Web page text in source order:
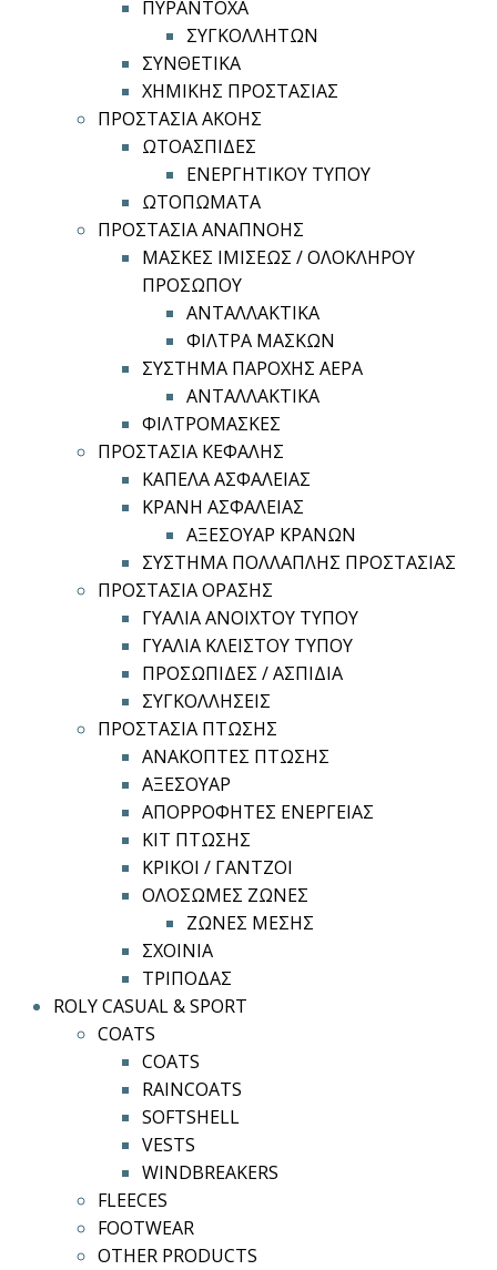
ΠΥΡΑΝΤΟΧΑ
ΣΥΓΚΟΛΛΗΤΩΝ
ΣΥΝΘΕΤΙΚΑ
ΧΗΜΙΚΗΣ ΠΡΟΣΤΑΣΙΑΣ
ΠΡΟΣΤΑΣΙΑ ΑΚΟΗΣ
ΩΤΟΑΣΠΙΔΕΣ
ΕΝΕΡΓΗΤΙΚΟΥ ΤΥΠΟΥ
ΩΤΟΠΩΜΑΤΑ
ΠΡΟΣΤΑΣΙΑ ΑΝΑΠΝΟΗΣ
ΜΑΣΚΕΣ ΙΜΙΣΕΩΣ / ΟΛΟΚΛΗΡΟΥ
ΠΡΟΣΩΠΟΥ
ΑΝΤΑΛΛΑΚΤΙΚΑ
ΦΙΛΤΡΑ ΜΑΣΚΩΝ
ΣΥΣΤΗΜΑ ΠΑΡΟΧΗΣ ΑΕΡΑ
ΑΝΤΑΛΛΑΚΤΙΚΑ
ΦΙΛΤΡΟΜΑΣΚΕΣ
ΠΡΟΣΤΑΣΙΑ ΚΕΦΑΛΗΣ
ΚΑΠΕΛΑ ΑΣΦΑΛΕΙΑΣ
ΚΡΑΝΗ ΑΣΦΑΛΕΙΑΣ
ΑΞΕΣΟΥΑΡ ΚΡΑΝΩΝ
ΣΥΣΤΗΜΑ ΠΟΛΛΑΠΛΗΣ ΠΡΟΣΤΑΣΙΑΣ
ΠΡΟΣΤΑΣΙΑ ΟΡΑΣΗΣ
ΓΥΑΛΙΑ ΑΝΟΙΧΤΟΥ ΤΥΠΟΥ
ΓΥΑΛΙΑ ΚΛΕΙΣΤΟΥ ΤΥΠΟΥ
ΠΡΟΣΩΠΙΔΕΣ / ΑΣΠΙΔΙΑ
ΣΥΓΚΟΛΛΗΣΕΙΣ
ΠΡΟΣΤΑΣΙΑ ΠΤΩΣΗΣ
ΑΝΑΚΟΠΤΕΣ ΠΤΩΣΗΣ
ΑΞΕΣΟΥΑΡ
ΑΠΟΡΡΟΦΗΤΕΣ ΕΝΕΡΓΕΙΑΣ
ΚΙΤ ΠΤΩΣΗΣ
ΚΡΙΚΟΙ / ΓΑΝΤΖΟΙ
ΟΛΟΣΩΜΕΣ ΖΩΝΕΣ
ΖΩΝΕΣ ΜΕΣΗΣ
ΣΧΟΙΝΙΑ
ΤΡΙΠΟΔΑΣ
ROLY CASUAL & SPORT
COATS
COATS
RAINCOATS
SOFTSHELL
VESTS
WINDBREAKERS
FLEECES
FOOTWEAR
OTHER PRODUCTS